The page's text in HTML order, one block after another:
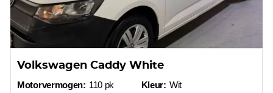
Volkswagen Caddy White
Motorvermogen: 110 pk
Kleur: Wit